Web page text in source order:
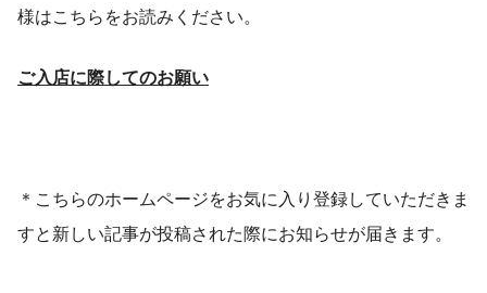
様はこちらをお読みください。
ご入店に際してのお願い
​＊こちらのホームページをお気に入り登録していただきま
すと新しい記事が投稿された際にお知らせが届きます。